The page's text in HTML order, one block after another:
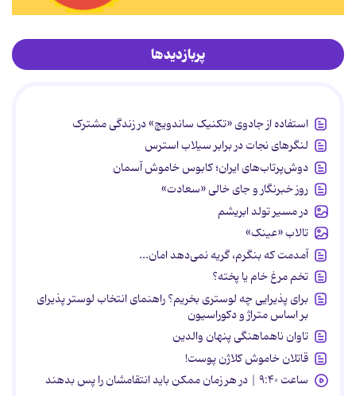
پربازدیدها
استفاده از جادوی «تکنیک ساندویچ» در زندگی مشترک
لنگرهای نجات در برابر سیلاب استرس
دوش‌پرتاب‌های ایران؛ کابوس خاموش آسمان
روز خبرنگار و جای خالی «سعادت»
در مسیر تولد ابریشم
تالاب «عینک»
آمدمت که بنگرم، گریه نمی‌دهد امان...
تخم مرغ خام یا پخته؟
برای پذیرایی چه لوستری بخریم؟ راهنمای انتخاب لوستر پذیرای
بر اساس متراژ و دکوراسیون
تاوان ناهماهنگی پنهان والدین
قاتلان خاموش کلاژن پوست!
ساعت ۹:۴۰ | در هر زمان ممکن باید انتقامشان را پس بدهند